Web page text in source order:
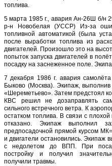
топлива.
5 марта 1985 г., авария Ан-26Ш б/н
р-н Новобелая (УССР) Из-за
топливной автоматикой (была
после выработки топлива из
двигателей. Произошло это на
попыток запуска двигателей в
посадку на заснеженное поле.
7 декабря 1986 г. авария
Быково (Москва). Экипаж,
«Шереметьево». Затем предстоял
КВС решил не дозаправлять
сильного встречного ветра. К
остатком топлива. В связи с
отказано. Экипаж выполнил
предпосадочной прямой курсом
и двигатели остановились. Экипаж
с недолетом до ВПП. При
постройку и получил
получили травмы.